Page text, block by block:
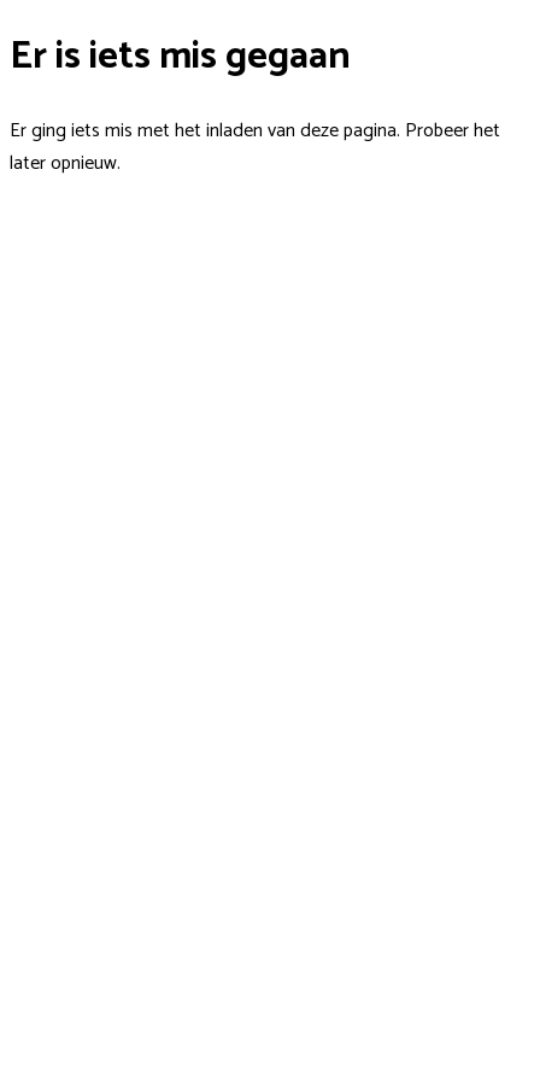
Er is iets mis gegaan
Er ging iets mis met het inladen van deze pagina. Probeer het
later opnieuw.